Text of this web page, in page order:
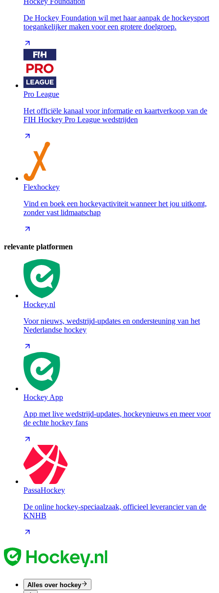
De Hockey Foundation wil met haar aanpak de hockeysport
toegankelijker maken voor een grotere doelgroep.
Pro League
Het officiële kanaal voor informatie en kaartverkoop van de
FIH Hockey Pro League wedstrijden
Flexhockey
Vind en boek een hockeyactiviteit wanneer het jou uitkomt,
zonder vast lidmaatschap
relevante platformen
Hockey.nl
Voor nieuws, wedstrijd-updates en ondersteuning van het
Nederlandse hockey
Hockey App
App met live wedstrijd-updates, hockeynieuws en meer voor
de echte hockey fans
PassaHockey
De online hockey-speciaalzaak, officieel leverancier van de
KNHB
Alles over hockey